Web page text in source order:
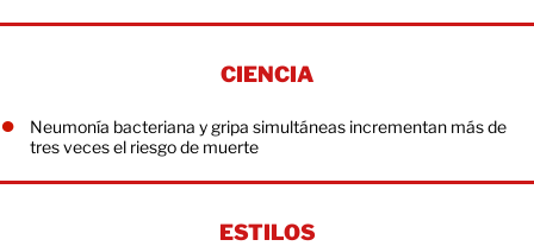
CIENCIA
Neumonía bacteriana y gripa simultáneas incrementan más de
tres veces el riesgo de muerte
ESTILOS